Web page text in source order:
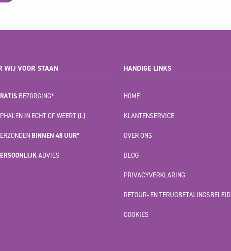
WIJ VOOR STAAN
BEZORGING*
IN ECHT OF WEERT (L)
BINNEN 48 UUR*
ADVIES
HANDIGE LINKS
HOME
KLANTENSERVICE
OVER ONS
BLOG
PRIVACYVERKLARING
RETOUR- EN TERUGBETALINGSBELEID
COOKIES